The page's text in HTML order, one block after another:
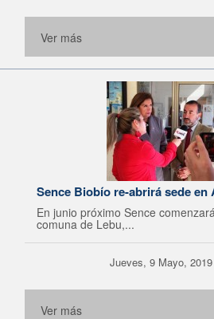
Ver más
Sence Biobío re-abrirá sede en
En junio próximo Sence
comuna de Lebu,...
Jueves, 9 Mayo,
Ver más